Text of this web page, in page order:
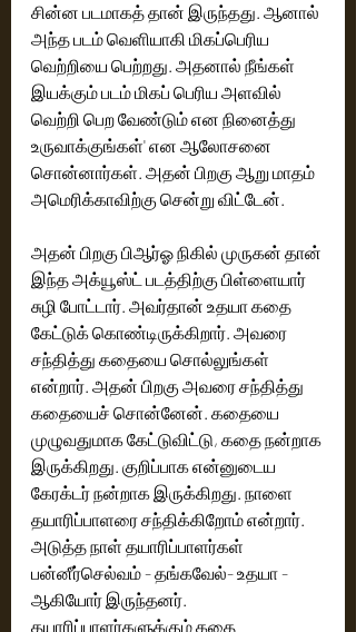
சின்ன படமாகத் தான் இருந்தது. ஆனால்
அந்த படம் வெளியாகி மிகப்பெரிய
வெற்றியை பெற்றது. அதனால் நீங்கள்
இயக்கும் படம் மிகப் பெரிய அளவில்
வெற்றி பெற வேண்டும் என நினைத்து
உருவாக்குங்கள்' என ஆலோசனை
சொன்னார்கள். அதன் பிறகு ஆறு மாதம்
அமெரிக்காவிற்கு சென்று விட்டேன்.
அதன் பிறகு பிஆர்ஓ நிகில் முருகன் தான்
இந்த அக்யூஸ்ட் படத்திற்கு பிள்ளையார்
சுழி போட்டார். அவர்தான் உதயா கதை
கேட்டுக் கொண்டிருக்கிறார். அவரை
சந்தித்து கதையை சொல்லுங்கள்
என்றார். அதன் பிறகு அவரை சந்தித்து
கதையைச் சொன்னேன். கதையை
முழுவதுமாக கேட்டுவிட்டு, கதை நன்றாக
இருக்கிறது. குறிப்பாக என்னுடைய
கேரக்டர் நன்றாக இருக்கிறது. நாளை
தயாரிப்பாளரை சந்திக்கிறோம் என்றார்.
அடுத்த நாள் தயாரிப்பாளர்கள்
பன்னீர்செல்வம் - தங்கவேல்- உதயா -
ஆகியோர் இருந்தனர்.
தயாரிப்பாளர்களுக்கும் கதை